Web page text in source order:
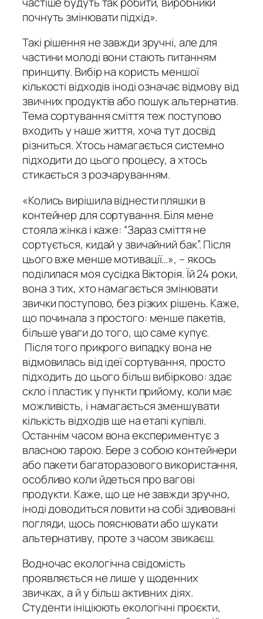
почнуть змінювати підхід».
Такі рішення не завжди зручні, але для
частини молоді вони стають питанням
принципу. Вибір на користь меншої
кількості відходів іноді означає відмову від
звичних продуктів або пошук альтернатив.
Тема сортування сміття теж поступово
входить у наше життя, хоча тут досвід
різниться. Хтось намагається системно
підходити до цього процесу, а хтось
стикається з розчаруванням.
«Колись вирішила віднести пляшки в
контейнер для сортування. Біля мене
стояла жінка і каже: “Зараз сміття не
сортується, кидай у звичайний бак”. Після
цього вже менше мотивації…», – якось
поділилася моя сусідка Вікторія. Їй 24 роки,
вона з тих, хто намагається змінювати
звички поступово, без різких рішень. Каже,
що починала з простого: менше пакетів,
більше уваги до того, що саме купує.
Після того прикрого випадку вона не
відмовилась від ідеї сортування, просто
підходить до цього більш вибірково: здає
скло і пластик у пункти прийому, коли має
можливість, і намагається зменшувати
кількість відходів ще на етапі купівлі.
Останнім часом вона експериментує з
власною тарою. Бере з собою контейнери
або пакети багаторазового використання,
особливо коли йдеться про вагові
продукти. Каже, що це не завжди зручно,
іноді доводиться ловити на собі здивовані
погляди, щось пояснювати або шукати
альтернативу, проте з часом звикаєш.
Водночас екологічна свідомість
проявляється не лише у щоденних
звичках, а й у більш активних діях.
Студенти ініціюють екологічні проєкти,